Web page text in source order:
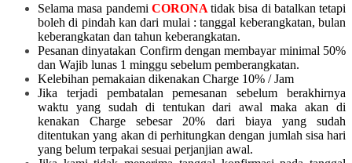
Selama masa pandemi CORONA tidak bisa di batalkan tetapi
boleh di pindah kan dari mulai :tanggal keberangkatan, bulan
keberangkatan dan tahun keberangkatan.
Pesanan dinyatakan Confirm dengan membayar minimal 50%
dan Wajib lunas 1 minggu sebelum pemberangkatan.
Kelebihan pemakaian dikenakan Charge 10% / Jam
Jika terjadi pembatalan pemesanan sebelum berakhirnya
waktu yang sudah di tentukan dari awal maka akan di
kenakan Charge sebesar 20% dari biaya yang sudah
ditentukan yang akan di perhitungkan dengan jumlah sisa hari
yang belum terpakai sesuai perjanjian awal.